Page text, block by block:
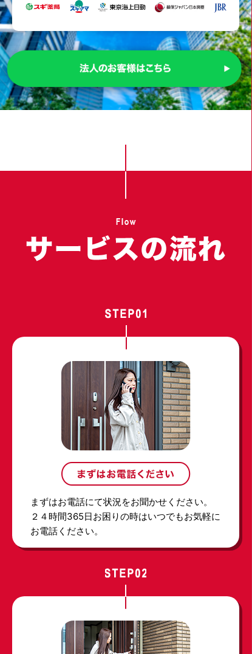
まずはお電話にて状況をお聞かせください。
２４時間365日お困りの時はいつでもお気軽に
お電話ください。